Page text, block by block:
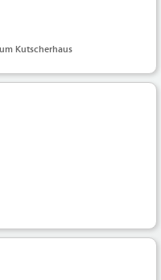
Kutscherhaus